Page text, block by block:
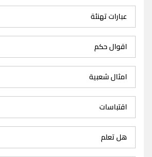
عبارات تهنئة
اقوال حكم
امثال شعبية
اقتباسات
هل تعلم